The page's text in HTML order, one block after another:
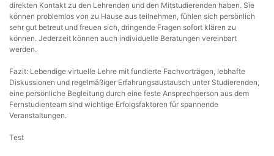
direkten Kontakt zu den Lehrenden und den Mitstudierenden haben. Sie
können problemlos von zu Hause aus teilnehmen, fühlen sich persönlich
sehr gut betreut und freuen sich, dringende Fragen sofort klären zu
können. Jederzeit können auch individuelle Beratungen vereinbart
werden.
Fazit: Lebendige virtuelle Lehre mit fundierte Fachvorträgen, lebhafte
Diskussionen und regelmäßiger Erfahrungsaustausch unter Studierenden,
eine persönliche Begleitung durch eine feste Ansprechperson aus dem
Fernstudienteam sind wichtige Erfolgsfaktoren für spannende
Veranstaltungen.
Test